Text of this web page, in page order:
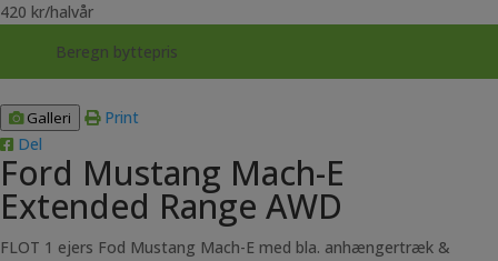
420 kr/halvår
Beregn byttepris
Galleri
Print
Del
Ford Mustang Mach-E
Extended Range AWD
FLOT 1 ejers Fod Mustang Mach-E med bla. anhængertræk &